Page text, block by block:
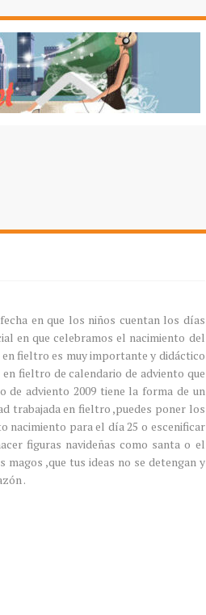
en que los niños cuentan los días
en que celebramos el nacimiento del
fieltro es muy importante y didáctico
fieltro de calendario de adviento que
de adviento 2009 tiene la forma de un
trabajada en fieltro ,puedes poner los
nacimiento para el día 25 o escenificar
figuras navideñas como santa o el
magos ,que tus ideas no se detengan y
.